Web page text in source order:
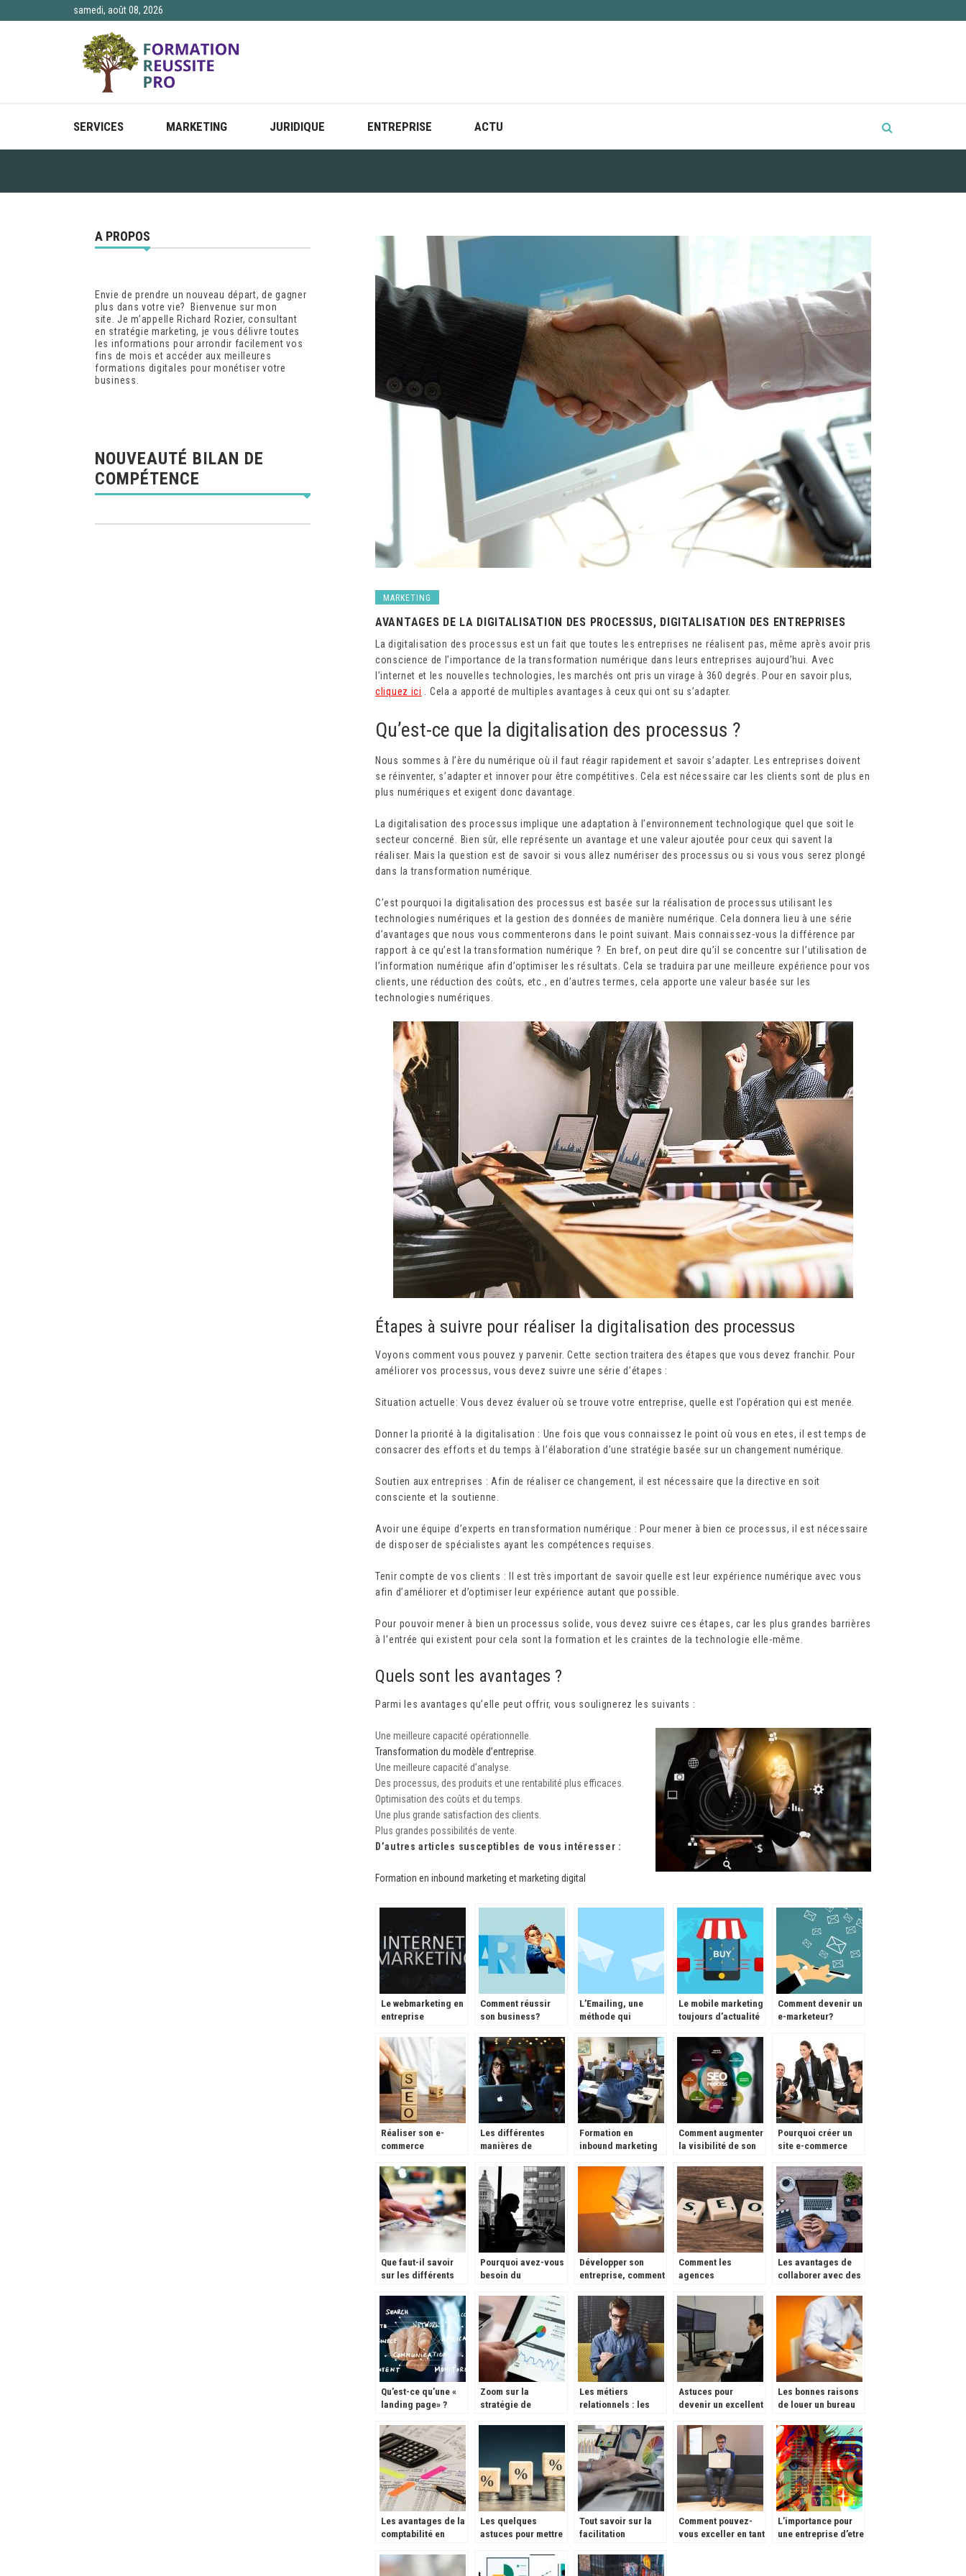
samedi, août 08, 2026
SERVICES MARKETING JURIDIQUE ENTREPRISE ACTU
MARKETING
AVANTAGES DE LA DIGITALISATION DES PROCESSUS, DIGITALISATION DES ENTREPRISES
La digitalisation des processus est un fait que toutes les entreprises ne réalisent pas, même après avoir pris
conscience de l’importance de la transformation numérique dans leurs entreprises aujourd’hui. Avec
l’internet et les nouvelles technologies, les marchés ont pris un virage à 360 degrés. Pour en savoir plus,
cliquez ici
. Cela a apporté de multiples avantages à ceux qui ont su s’adapter.
Qu’est-ce que la digitalisation des processus ?
Nous sommes à l’ère du numérique où il faut réagir rapidement et savoir s’adapter. Les entreprises doivent
se réinventer, s’adapter et innover pour être compétitives. Cela est nécessaire car les clients sont de plus en
plus numériques et exigent donc davantage.
La digitalisation des processus implique une adaptation à l’environnement technologique quel que soit le
secteur concerné. Bien sûr, elle représente un avantage et une valeur ajoutée pour ceux qui savent la
réaliser. Mais la question est de savoir si vous allez numériser des processus ou si vous vous serez plongé
dans la transformation numérique.
C’est pourquoi la digitalisation des processus est basée sur la réalisation de processus utilisant les
technologies numériques et la gestion des données de manière numérique. Cela donnera lieu à une série
d’avantages que nous vous commenterons dans le point suivant. Mais connaissez-vous la différence par
rapport à ce qu’est la transformation numérique ? En bref, on peut dire qu’il se concentre sur l’utilisation de
l’information numérique afin d’optimiser les résultats. Cela se traduira par une meilleure expérience pour vos
clients, une réduction des coûts, etc., en d’autres termes, cela apporte une valeur basée sur les
technologies numériques.
Étapes à suivre pour réaliser la digitalisation des processus
Voyons comment vous pouvez y parvenir. Cette section traitera des étapes que vous devez franchir. Pour
améliorer vos processus, vous devez suivre une série d’étapes :
Situation actuelle: Vous devez évaluer où se trouve votre entreprise, quelle est l’opération qui est menée.
Donner la priorité à la digitalisation : Une fois que vous connaissez le point où vous en etes, il est temps de
consacrer des efforts et du temps à l’élaboration d’une stratégie basée sur un changement numérique.
Soutien aux entreprises : Afin de réaliser ce changement, il est nécessaire que la directive en soit
consciente et la soutienne.
Avoir une équipe d’experts en transformation numérique : Pour mener à bien ce processus, il est nécessaire
de disposer de spécialistes ayant les compétences requises.
Tenir compte de vos clients : Il est très important de savoir quelle est leur expérience numérique avec vous
afin d’améliorer et d’optimiser leur expérience autant que possible.
Pour pouvoir mener à bien un processus solide, vous devez suivre ces étapes, car les plus grandes barrières
à l’entrée qui existent pour cela sont la formation et les craintes de la technologie elle-même.
Quels sont les avantages ?
Parmi les avantages qu’elle peut offrir, vous soulignerez les suivants :
Une meilleure capacité opérationnelle.
Transformation du modèle d’entreprise
Une meilleure capacité d’analyse.
Des processus, des produits et une rentabilité plus efficaces.
Optimisation des coûts et du temps.
Une plus grande satisfaction des clients.
Plus grandes possibilités de vente.
D’autres articles susceptibles de vous intéresser :
Formation en inbound marketing et marketing digital
Le webmarketing en
entreprise
Comment réussir
son business?
L’Emailing, une
méthode qui
Le mobile marketing
toujours d’actualité
Comment devenir un
e-marketeur?
Réaliser son e-
commerce
Les différentes
manières de
études.
Formation en
inbound marketing
Comment augmenter
la visibilité de son
Pourquoi créer un
site e-commerce
entreprise en France
?
Que faut-il savoir
sur les différents
musique avant de
faire carrière dans
le monde musical ?
Pourquoi avez-vous
besoin du
Développer son
entreprise, comment
Comment les
agences
elles la publicité de
votre entreprise en
ligne ?
Les avantages de
collaborer avec des
Qu’est-ce qu’une «
landing page» ?
Zoom sur la
stratégie de
Les métiers
relationnels : les
Astuces pour
devenir un excellent
Les bonnes raisons
de louer un bureau
business
Les avantages de la
comptabilité en
Les quelques
astuces pour mettre
chiffre d’affaires
Tout savoir sur la
facilitation
importance
Comment pouvez-
vous exceller en tant
L’importance pour
une entreprise d’etre
A PROPOS
Envie de prendre un nouveau départ, de gagner
plus dans votre vie? Bienvenue sur mon
site. Je m’appelle Richard Rozier, consultant
en stratégie marketing, je vous délivre toutes
les informations pour arrondir facilement vos
fins de mois et accéder aux meilleures
formations digitales pour monétiser votre
business.
NOUVEAUTÉ BILAN DE
COMPÉTENCE